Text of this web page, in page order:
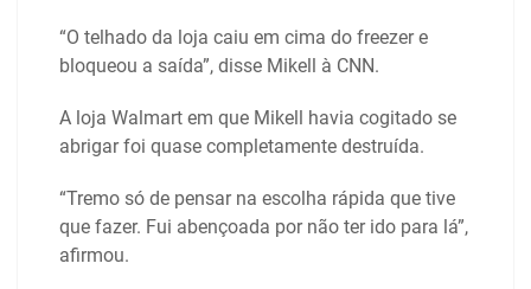
“O telhado da loja caiu em cima do freezer e
bloqueou a saída”, disse Mikell à CNN.
A loja Walmart em que Mikell havia cogitado se
abrigar foi quase completamente destruída.
“Tremo só de pensar na escolha rápida que tive
que fazer. Fui abençoada por não ter ido para lá”,
afirmou.